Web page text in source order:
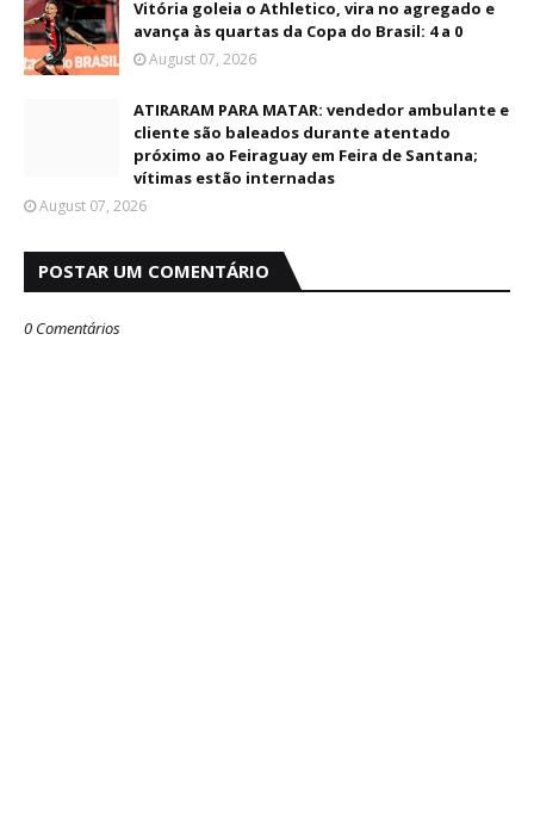
Vitória goleia o Athletico, vira no agregado e
avança às quartas da Copa do Brasil: 4 a 0
August 07, 2026
ATIRARAM PARA MATAR: vendedor ambulante e
cliente são baleados durante atentado
próximo ao Feiraguay em Feira de Santana;
vítimas estão internadas
August 07, 2026
POSTAR UM COMENTÁRIO
0 Comentários